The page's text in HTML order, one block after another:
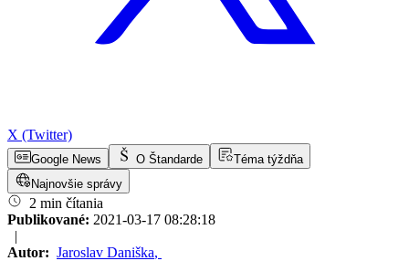
X (Twitter)
Google News O Štandarde
Téma týždňa
Najnovšie správy
2 min čítania
Publikované: 2021-03-17 08:28:18
|
Autor: Jaroslav Daniška,